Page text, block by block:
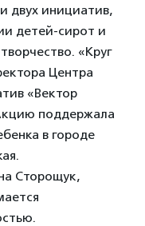
двух инициатив,
детей-сирот и
«Круг
Центра
«Вектор
поддержала
в городе
Сторощук,